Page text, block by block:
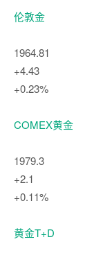
伦敦金
1964.81
+4.43
+0.23%
COMEX黄金
1979.3
+2.1
+0.11%
黄金T+D